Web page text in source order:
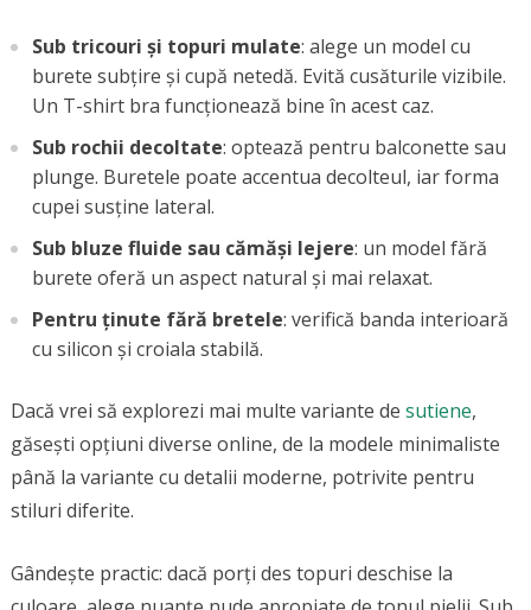
Sub tricouri și topuri mulate: alege un model cu
burete subțire și cupă netedă. Evită cusăturile vizibile.
Un T-shirt bra funcționează bine în acest caz.
Sub rochii decoltate: optează pentru balconette sau
plunge. Buretele poate accentua decolteul, iar forma
cupei susține lateral.
Sub bluze fluide sau cămăși lejere: un model fără
burete oferă un aspect natural și mai relaxat.
Pentru ținute fără bretele: verifică banda interioară
cu silicon și croiala stabilă.
Dacă vrei să explorezi mai multe variante de sutiene,
găsești opțiuni diverse online, de la modele minimaliste
până la variante cu detalii moderne, potrivite pentru
stiluri diferite.
Gândește practic: dacă porți des topuri deschise la